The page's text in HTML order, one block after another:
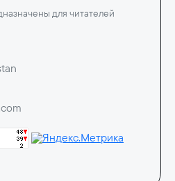
для читателей